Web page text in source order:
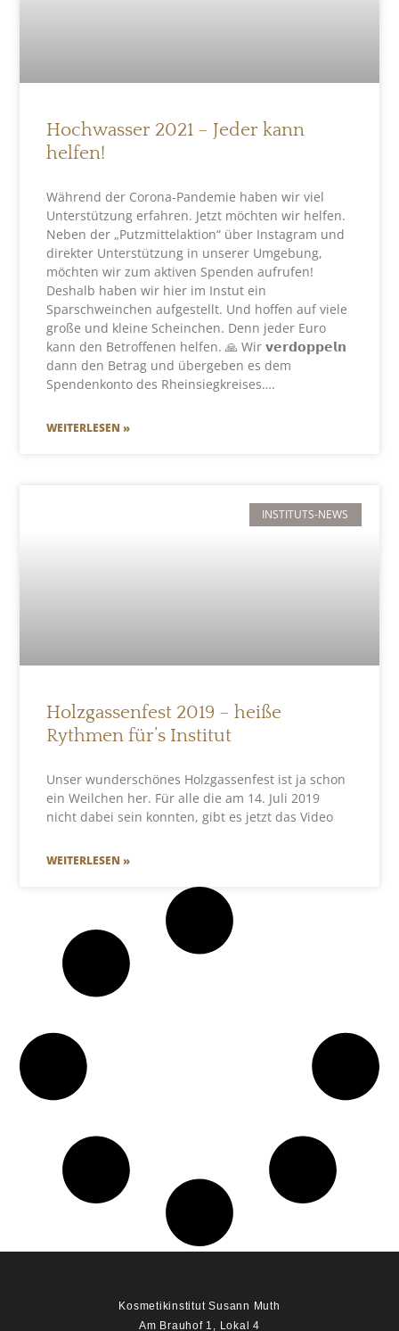
Hochwasser 2021 – Jeder kann
helfen!
Während der Corona-Pandemie haben wir viel
Unterstützung erfahren. Jetzt möchten wir helfen.
Neben der „Putzmittelaktion“ über Instagram und
direkter Unterstützung in unserer Umgebung,
möchten wir zum aktiven Spenden aufrufen!
Deshalb haben wir hier im Instut ein
Sparschweinchen aufgestellt. Und hoffen auf viele
große und kleine Scheinchen. Denn jeder Euro
kann den Betroffenen helfen. 🙏 Wir 𝘃𝗲𝗿𝗱𝗼𝗽𝗽𝗲𝗹𝗻
dann den Betrag und übergeben es dem
Spendenkonto des Rheinsiegkreises….
WEITERLESEN »
INSTITUTS-NEWS
Holzgassenfest 2019 – heiße
Rythmen für’s Institut
Unser wunderschönes Holzgassenfest ist ja schon
ein Weilchen her. Für alle die am 14. Juli 2019
nicht dabei sein konnten, gibt es jetzt das Video
WEITERLESEN »
Kosmetikinstitut Susann Muth
Am Brauhof 1, Lokal 4